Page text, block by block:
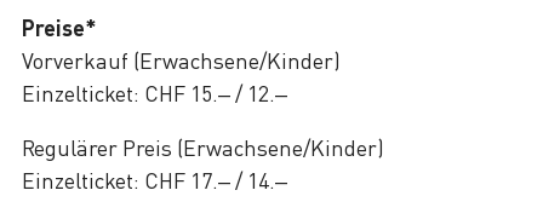
Preise*
Vorverkauf (Erwachsene/Kinder)
Einzelticket: CHF 15.– / 12.–
Regulärer Preis (Erwachsene/Kinder)
Einzelticket: CHF 17.– / 14.–